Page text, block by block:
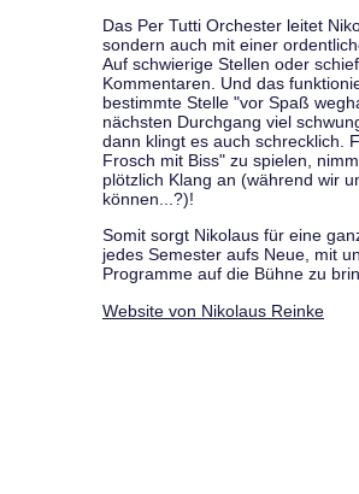
Das Per Tutti Orchester leitet
sondern auch mit einer
Auf schwierige Stellen oder
Kommentaren. Und das
bestimmte Stelle "vor Spaß
nächsten Durchgang viel
dann klingt es auch schrecklich.
Frosch mit Biss" zu spielen,
plötzlich Klang an (während wir
können...?)!
Somit sorgt Nikolaus für eine
jedes Semester aufs Neue, mit
Programme auf die Bühne zu
Website von Nikolaus Reinke